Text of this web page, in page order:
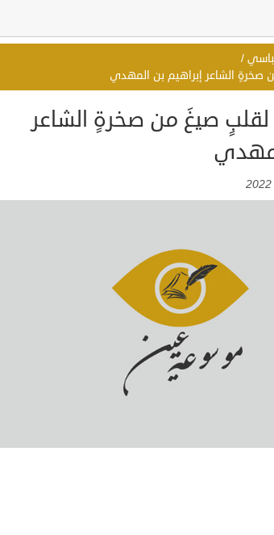
/
صخرةٍ الشاعر إبراهيم بن المهدي
صيغَ من صخرةٍ الشاعر